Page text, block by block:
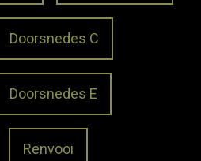
Doorsnedes C
Doorsnedes E
Renvooi